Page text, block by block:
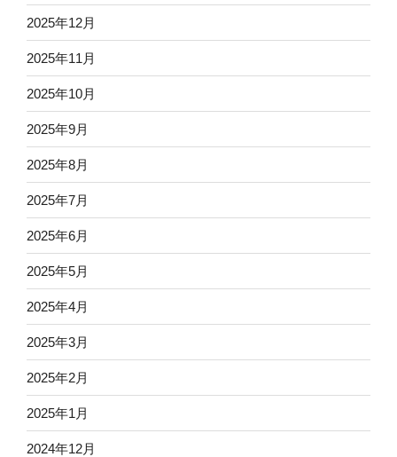
2025年12月
2025年11月
2025年10月
2025年9月
2025年8月
2025年7月
2025年6月
2025年5月
2025年4月
2025年3月
2025年2月
2025年1月
2024年12月